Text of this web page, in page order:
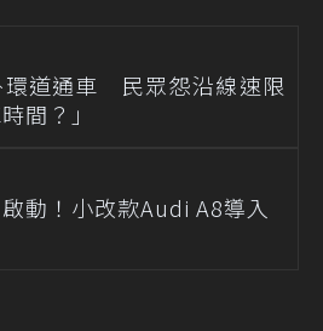
環道通車 民眾怨沿線速限
間？」
動！小改款Audi A8導入